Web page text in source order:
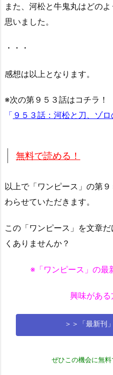
また、河松と牛鬼丸はどの
思いました。
・・・
感想は以上となります。
※次の第９５３話はコチラ！
「 ９５３話：河松と刀、ゾ
無料で読める！
以上で「ワンピース」の第
わらせていただきます。
この「ワンピース」を文章
くありませんか？
※「ワンピース」の最
興味がある
＞＞「最新刊
ぜひこの機会に無料